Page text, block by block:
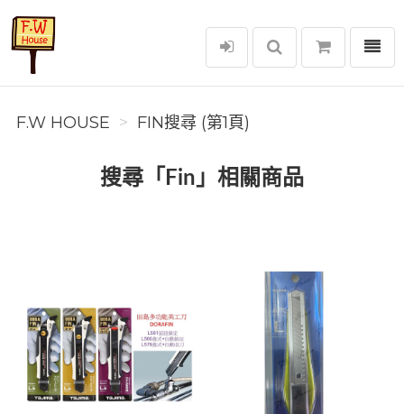
F.W House
選單
F.W HOUSE FIN搜尋 (第1頁)
搜尋「Fin」相關商品